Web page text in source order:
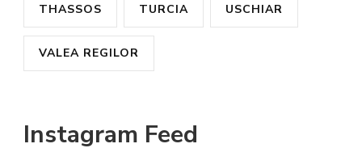
THASSOS TURCIA USCHIAR
VALEA REGILOR
Instagram Feed